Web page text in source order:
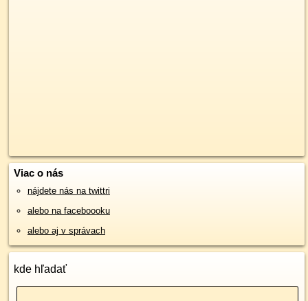
Viac o nás
nájdete nás na twittri
alebo na faceboooku
alebo aj v správach
kde hľadať